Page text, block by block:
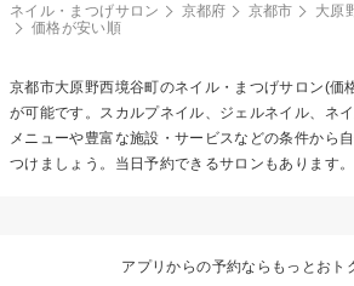
ネイル・まつげサロン 京都府 京都市 大原
価格が安い順
京都市大原野西境谷町のネイル・まつげサロン(価
が可能です。スカルプネイル、ジェルネイル、ネ
メニューや豊富な施設・サービスなどの条件から
つけましょう。当日予約できるサロンもあります。
アプリからの予約ならもっとおト